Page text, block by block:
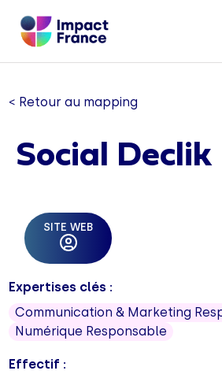
< Retour au mapping
Social Declik
SITE WEB
Expertises clés :
Communication & Marketing
Numérique Responsable
Effectif :